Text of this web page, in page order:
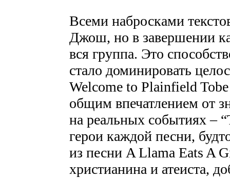
Всеми набросками
Джош, но в завершении
вся группа. Это
стало доминировать
Welcome to Plainfield
общим впечатлением от
на реальных событиях –
герои каждой песни,
из песни A Llama Eats A
христианина и атеиста,